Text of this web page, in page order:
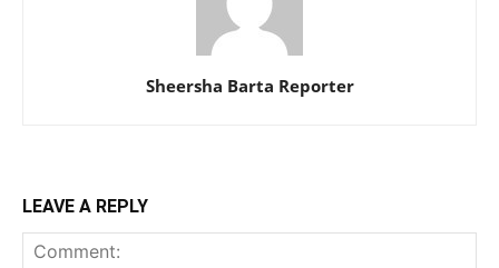
Sheersha Barta Reporter
LEAVE A REPLY